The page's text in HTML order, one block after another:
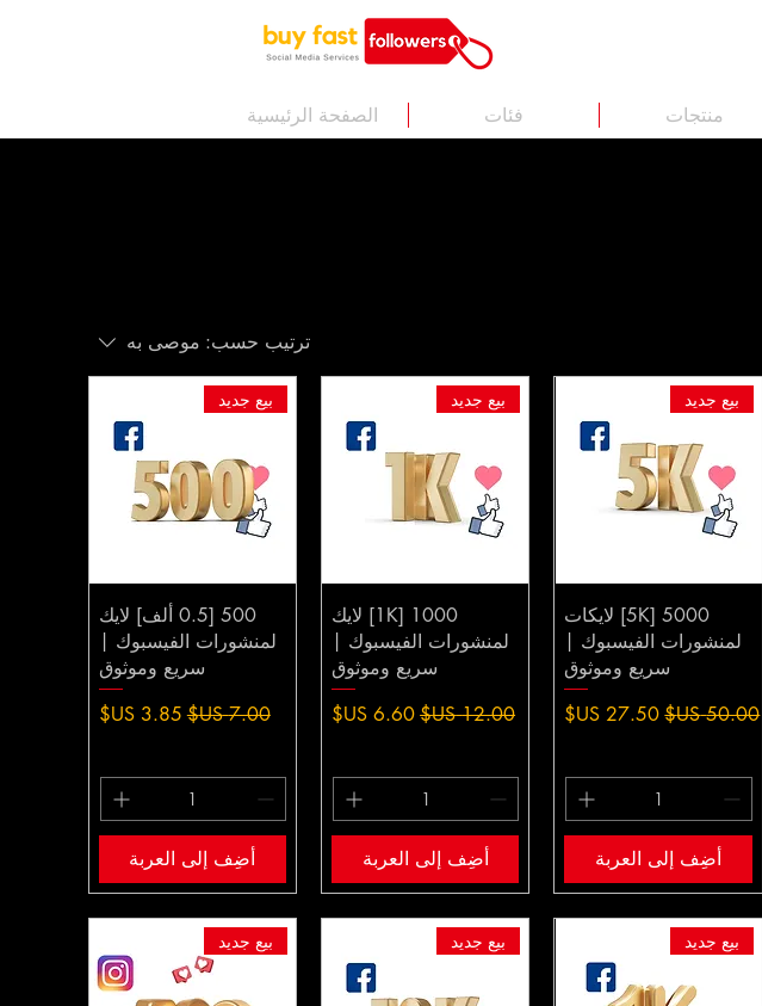
الصفحة الرئيسية فئات منتجات
ترتيب حسب: موصى به
بيع جديد
5000 [5K] لايكات
لمنشورات الفيسبوك |
سريع وموثوق
سعر عادي‏50.00 US$ سعر البيع
أضِف إلى العربة
بيع جديد
1000 [1K] لايك
لمنشورات الفيسبوك |
سريع وموثوق
سعر عادي
سعر البيع
أضِف إلى العربة
بيع جديد
500 [0.5 ألف] لايك
لمنشورات الفيسبوك |
سريع وموثوق
سعر عادي‏7.00 US$ سعر البيع
أضِف إلى العربة
بيع جديد بيع جديد بيع جديد